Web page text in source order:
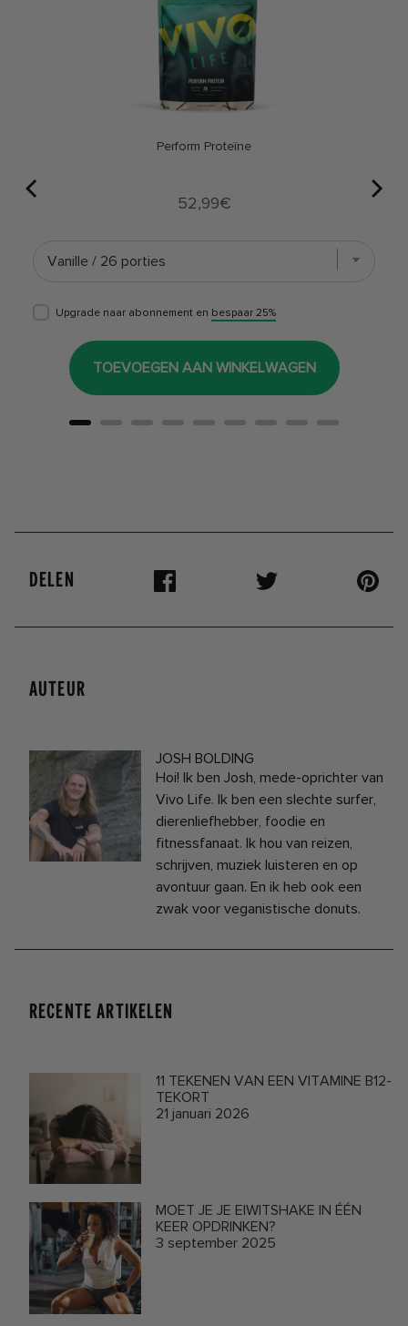
Perform Proteïne
Price
52,99€
Upgrade naar abonnement en bespaar 25%
TOEVOEGEN AAN WINKELWAGEN
DELEN
AUTEUR
JOSH BOLDING
Hoi! Ik ben Josh, mede-oprichter van
Vivo Life. Ik ben een slechte surfer,
dierenliefhebber, foodie en
fitnessfanaat. Ik hou van reizen,
schrijven, muziek luisteren en op
avontuur gaan. En ik heb ook een
zwak voor veganistische donuts.
RECENTE ARTIKELEN
11 TEKENEN VAN EEN VITAMINE B12-
TEKORT
21 januari 2026
MOET JE JE EIWITSHAKE IN ÉÉN
KEER OPDRINKEN?
3 september 2025